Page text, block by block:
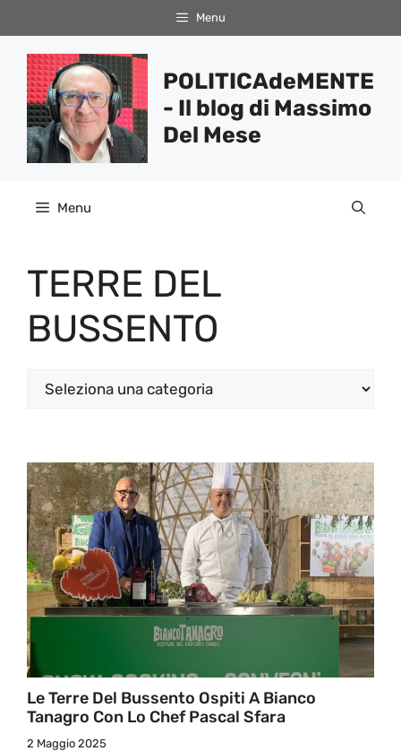
al
contenuto
Menu
POLITICAdeMENTE
- Il blog di Massimo
Del Mese
Menu
TERRE DEL
BUSSENTO
Categorie
Le Terre Del Bussento Ospiti A Bianco
Tanagro Con Lo Chef Pascal Sfara
2 Maggio 2025